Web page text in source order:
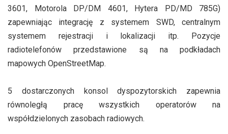
3601, Motorola DP/DM 4601, Hytera PD/MD 785G)
zapewniając integrację z systemem SWD, centralnym
systemem rejestracji i lokalizacji itp. Pozycje
radiotelefonów przedstawione są na podkładach
mapowych OpenStreetMap.
5 dostarczonych konsol dyspozytorskich zapewnia
równoległą pracę wszystkich operatorów na
współdzielonych zasobach radiowych.